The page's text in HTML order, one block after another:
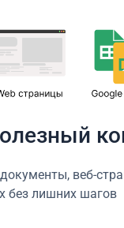
веб-
без лишних шагов